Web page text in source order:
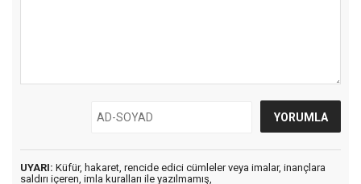
UYARI: Küfür, hakaret, rencide edici cümleler veya imalar, inançlara
saldırı içeren, imla kuralları ile yazılmamış,